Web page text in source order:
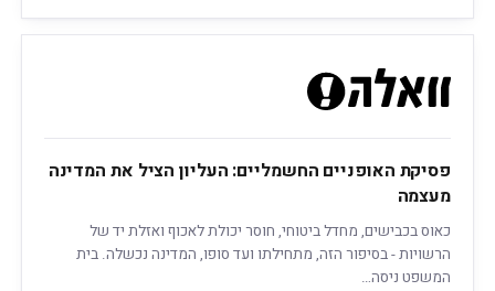
פסיקת האופניים החשמליים: העליון הציל את המדינה
מעצמה
כאוס בכבישים, מחדל ביטוחי, חוסר יכולת לאכוף ואזלת יד של
הרשויות - בסיפור הזה, מתחילתו ועד סופו, המדינה נכשלה. בית
המשפט ניסה…